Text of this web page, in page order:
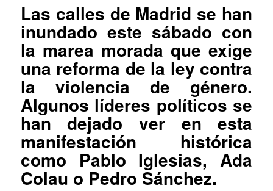
Las calles de Madrid se han
inundado este sábado con
la marea morada que exige
una reforma de la ley contra
la violencia de género.
Algunos líderes políticos se
han dejado ver en esta
manifestación histórica
como Pablo Iglesias, Ada
Colau o Pedro Sánchez.